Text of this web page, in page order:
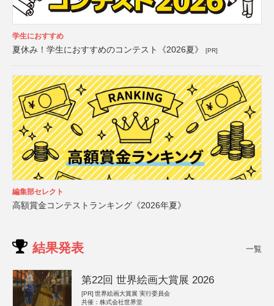
学生におすすめ
夏休み！学生におすすめのコンテスト《2026夏》 [PR]
編集部セレクト
高額賞金コンテストランキング《2026年夏》
結果発表 一覧
第22回 世界絵画大賞展 2026
[PR] 世界絵画大賞展 実行委員会
共催：株式会社世界堂